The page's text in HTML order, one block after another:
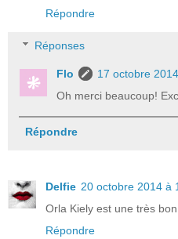
Répondre
Réponses
Flo
17 octobre
Oh merci beaucoup!
Répondre
Delfie 20 octobre 2014 à
Orla Kiely est une très
Répondre